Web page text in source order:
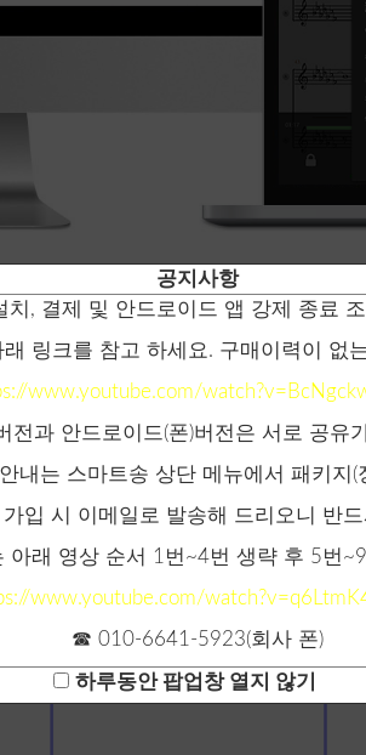
관적 인터페
공지사항
치, 결제 및 안드로이드 앱 강제 종료
링크를 참고 하세요. 구매이력이 없
www.youtube.com/
전과 안드로이드(폰)버전은 서로 공유
내는 스마트송 상단 메뉴에서 패키지(
입 시 이메일로 발송해 드리오니 반
아래 영상 순서 1번~4번 생략 후 5번
www.youtube.com/
☎ 010-6641-5923(회사 폰)
하루동안 팝업창 열지 않기